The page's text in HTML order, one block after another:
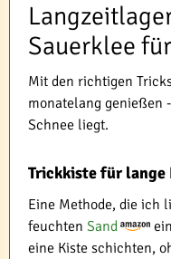
Sauerklee
Mit den richtigen
monatelang genießen
Schnee liegt.
Trickkiste für
Eine Methode, die ich
feuchten Sand
eine Kiste schichten,